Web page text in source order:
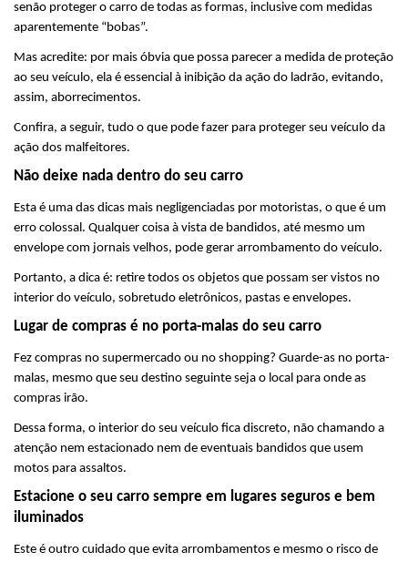
senão proteger o carro de todas as formas, inclusive com medidas
aparentemente “bobas”.
Mas acredite: por mais óbvia que possa parecer a medida de proteção
ao seu veículo, ela é essencial à inibição da ação do ladrão, evitando,
assim, aborrecimentos.
Confira, a seguir, tudo o que pode fazer para proteger seu veículo da
ação dos malfeitores.
Não deixe nada dentro do seu carro
Esta é uma das dicas mais negligenciadas por motoristas, o que é um
erro colossal. Qualquer coisa à vista de bandidos, até mesmo um
envelope com jornais velhos, pode gerar arrombamento do veículo.
Portanto, a dica é: retire todos os objetos que possam ser vistos no
interior do veículo, sobretudo eletrônicos, pastas e envelopes.
Lugar de compras é no porta-malas do seu carro
Fez compras no supermercado ou no shopping? Guarde-as no porta-
malas, mesmo que seu destino seguinte seja o local para onde as
compras irão.
Dessa forma, o interior do seu veículo fica discreto, não chamando a
atenção nem estacionado nem de eventuais bandidos que usem
motos para assaltos.
Estacione o seu carro sempre em lugares seguros e bem
iluminados
Este é outro cuidado que evita arrombamentos e mesmo o risco de